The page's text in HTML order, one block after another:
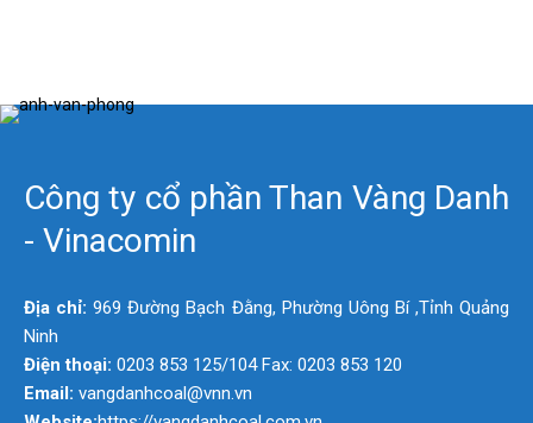
Công ty cổ phần Than Vàng Danh
- Vinacomin
Địa chỉ: 969 Đường Bạch Đằng, Phường Uông Bí ,Tỉnh Quảng
Ninh
Điện thoại: 0203 853 125/104 Fax: 0203 853 120
Email: vangdanhcoal@vnn.vn